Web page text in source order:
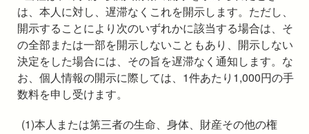
は、本人に対し、遅滞なくこれを開示します。ただし、
開示することにより次のいずれかに該当する場合は、そ
の全部または一部を開示しないこともあり、開示しない
決定をした場合には、その旨を遅滞なく通知します。な
お、個人情報の開示に際しては、1件あたり1,000円の手
数料を申し受けます。
(1)本人または第三者の生命、身体、財産その他の権